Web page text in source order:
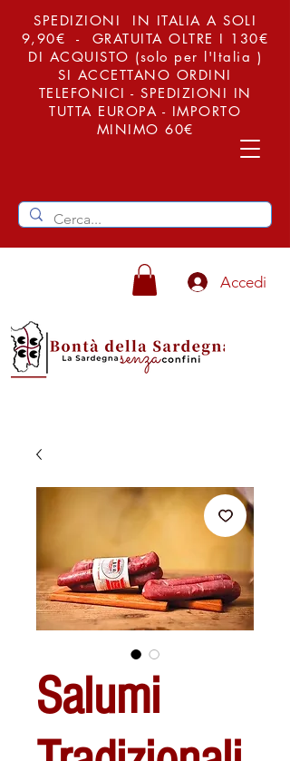
SPEDIZIONI IN ITALIA A SOLI
9,90€ - GRATUITA OLTRE I 130€
DI ACQUISTO (solo per l'Italia )
SI ACCETTANO ORDINI
TELEFONICI - SPEDIZIONI IN
TUTTA EUROPA - IMPORTO
MINIMO 60€
Accedi
Salumi